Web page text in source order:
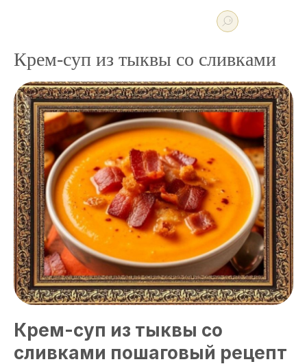
Крем-суп из тыквы со сливками
Крем-суп из тыквы со
сливками пошаговый рецепт